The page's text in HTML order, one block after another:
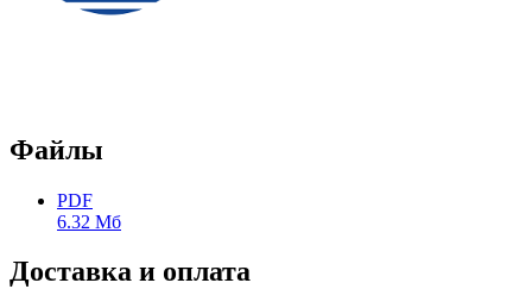
Файлы
PDF
6.32 Мб
Доставка и оплата